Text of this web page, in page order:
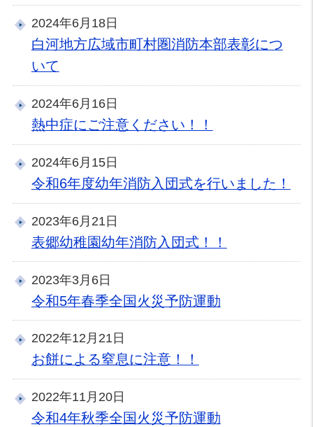
2024年6月18日
白河地方広域市町村圏消防本部表彰につ
いて
2024年6月16日
熱中症にご注意ください！！
2024年6月15日
令和6年度幼年消防入団式を行いました！
2023年6月21日
表郷幼稚園幼年消防入団式！！
2023年3月6日
令和5年春季全国火災予防運動
2022年12月21日
お餅による窒息に注意！！
2022年11月20日
令和4年秋季全国火災予防運動